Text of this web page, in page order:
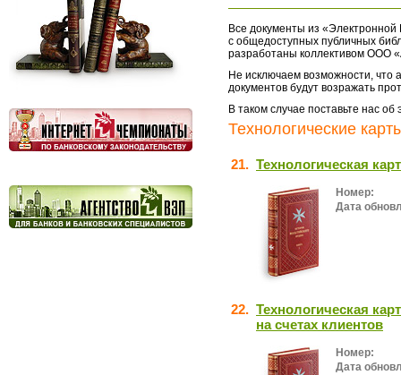
Все документы из «Электронной
с общедоступных публичных
разработаны коллективом ООО
Не исключаем возможности, что
документов будут возражать
В таком случае поставьте нас
Технологические
21. Технологическая
Номер:
Дата
22. Технологическая
на счетах клиентов
Номер:
Дата